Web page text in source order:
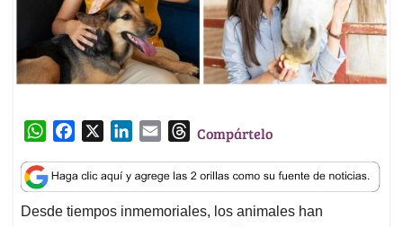
W
a
t
s
c
e
b
n
k
e
a
i
l
T
r
e
a
Compártelo
Desde tiempos inmemoriales, los animales han